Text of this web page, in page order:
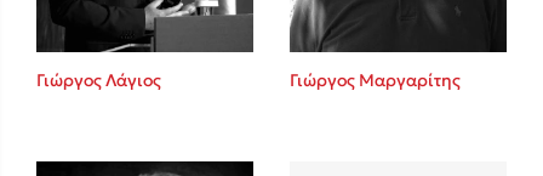
Γιώργος Λάγιος Γιώργος Μαργαρίτης